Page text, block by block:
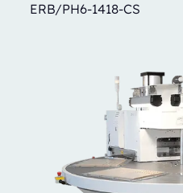
ERB/PH6-1418-CS